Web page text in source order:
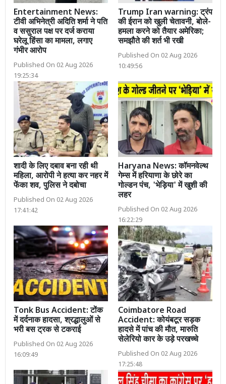
Entertainment News:
टीवी अभिनेत्री अदिति शर्मा ने पति
व ससुराल पक्ष पर दर्ज कराया
घरेलू हिंसा का मामला, लगाए
गंभीर आरोप
Published On 02 Aug 2026
19:25:34
Trump Iran warning: ट्रंप
की ईरान को खुली चेतावनी, बोले-
हमला करने को तैयार अमेरिका;
समझौते की शर्त भी रखी
Published On 02 Aug 2026
10:49:56
शादी के लिए दबाव बना रही थी
महिला, आरोपी ने हत्या कर नहर में
फेंका शव, पुलिस ने दबोचा
Published On 02 Aug 2026
17:41:42
Haryana News: कॉमनवेल्थ
गेम्स में हरियाणा के छोरे का
गोल्डन पंच, 'भेड़िया' में खुशी की
लहर
Published On 02 Aug 2026
16:22:29
Tonk Bus Accident: टोंक
में दर्दनाक हादसा, श्रद्धालुओं से
भरी बस ट्रक से टकराई
Published On 02 Aug 2026
16:09:49
Coimbatore Road
Accident: कोयंबटूर सड़क
हादसे में पांच की मौत, मारुति
सेलेरियो कार के उड़े परखच्चे
Published On 02 Aug 2026
17:25:48